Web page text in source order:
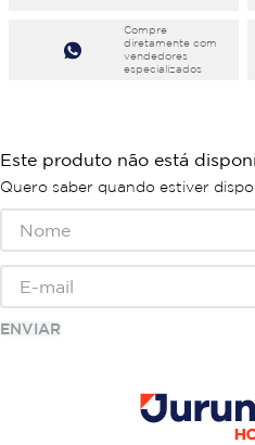
Compre
diretamente com
vendedores
especializados
Este produto não está
Quero saber quando estiver
ENVIAR